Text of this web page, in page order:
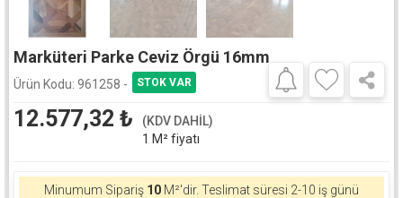
Marküteri Parke Ceviz Örgü 16mm
Ürün Kodu: 961258 -
12.577,32 ₺
(KDV DAHİL)
1 M² fiyatı
Minumum Sipariş 10 M²'dir. Teslimat süresi 2-10 iş günü